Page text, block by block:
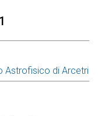
Astrofisico di Arcetri